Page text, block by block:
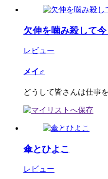
欠伸を噛み殺して
レビュー
メイ♂
どうして皆さんは仕事
傘とひよこ
レビュー